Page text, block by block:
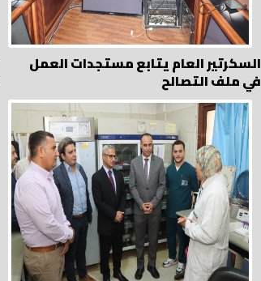
السكرتير العام يتابع مستجدات العمل
في ملف التصالح